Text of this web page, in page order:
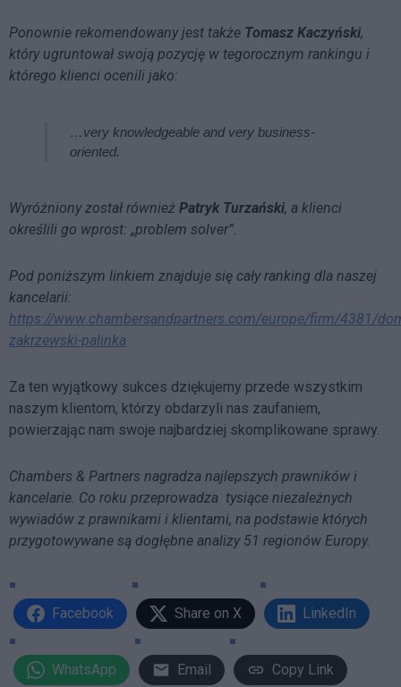
Ponownie rekomendowany jest także Tomasz Kaczyński,
który ugruntował swoją pozycję w tegorocznym rankingu i
którego klienci ocenili jako:
…very knowledgeable and very business-
oriented.
Wyróżniony został również Patryk Turzański, a klienci
określili go wprost: „problem solver”.
Pod poniższym linkiem znajduje się cały ranking dla naszej
kancelarii:
https://www.chambersandpartners.com/europe/firm/4381/
zakrzewski-palinka
Za ten wyjątkowy sukces dziękujemy przede wszystkim
naszym klientom, którzy obdarzyli nas zaufaniem,
powierzając nam swoje najbardziej skomplikowane sprawy.
Chambers & Partners nagradza najlepszych prawników i
kancelarie. Co roku przeprowadza tysiące niezależnych
wywiadów z prawnikami i klientami, na podstawie których
przygotowywane są dogłębne analizy 51 regionów Europy.
Facebook Share on X LinkedIn
WhatsApp Email Copy Link